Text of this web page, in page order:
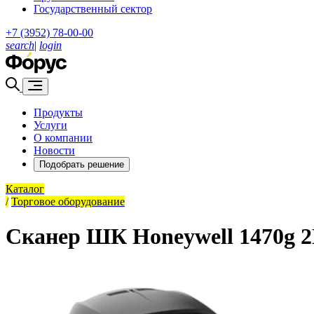
Государственный сектор
+7 (3952) 78-00-00
search| login
Продукты
Услуги
О компании
Новости
Подобрать решение
Каталог
/ Торговое оборудование
Сканер ШК Honeywell 1470g